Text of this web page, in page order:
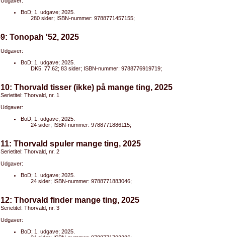
BoD; 1. udgave; 2025.
280 sider; ISBN-nummer: 9788771457155;
9: Tonopah '52, 2025
Udgaver:
BoD; 1. udgave; 2025.
DK5: 77.62; 83 sider; ISBN-nummer: 9788776919719;
10: Thorvald tisser (ikke) på mange ting, 2025
Serietitel: Thorvald, nr. 1
Udgaver:
BoD; 1. udgave; 2025.
24 sider; ISBN-nummer: 9788771886115;
11: Thorvald spuler mange ting, 2025
Serietitel: Thorvald, nr. 2
Udgaver:
BoD; 1. udgave; 2025.
24 sider; ISBN-nummer: 9788771883046;
12: Thorvald finder mange ting, 2025
Serietitel: Thorvald, nr. 3
Udgaver:
BoD; 1. udgave; 2025.